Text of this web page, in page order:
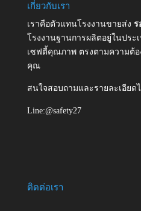
เกี่ยวกับเรา
เราคือตัวแทนโรงงานขายส่ง ร
โรงงานฐานการผลิตอยู่ในประ
เซฟตี้คุณภาพ ตรงตามความต้
คุณ
สนใจสอบถามและรายละเอียดไ
Line:@safety27
ติดต่อเรา